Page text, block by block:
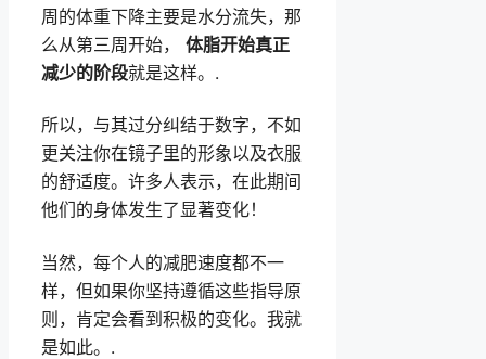
周的体重下降主要是水分流失，那
么从第三周开始， 体脂开始真正
减少的阶段就是这样。.
所以，与其过分纠结于数字，不如
更关注你在镜子里的形象以及衣服
的舒适度。许多人表示，在此期间
他们的身体发生了显著变化！
当然，每个人的减肥速度都不一
样，但如果你坚持遵循这些指导原
则，肯定会看到积极的变化。我就
是如此。.